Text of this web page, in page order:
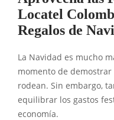
Locatel
Regalos de
La Navidad es mucho
momento de
rodean. Sin embargo,
equilibrar los gastos
economía.